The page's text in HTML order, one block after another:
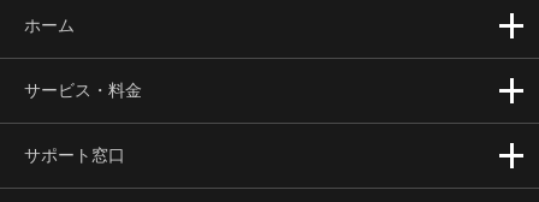
ホーム
サービス・料金
サポート窓口